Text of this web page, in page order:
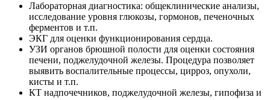
Лабораторная диагностика: общеклинические анализы,
исследование уровня глюкозы, гормонов, печеночных
ферментов и т.п.
ЭКГ для оценки функционирования сердца.
УЗИ органов брюшной полости для оценки состояния
печени, поджелудочной железы. Процедура позволяет
выявить воспалительные процессы, цирроз, опухоли,
кисты и т.п.
КТ надпочечников, поджелудочной железы, гипофиза и